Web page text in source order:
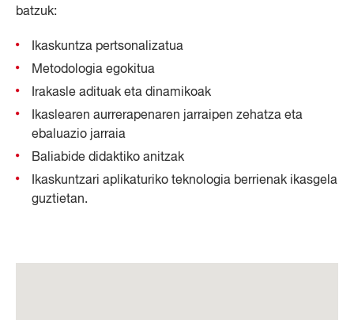
batzuk:
Ikaskuntza pertsonalizatua
Metodologia egokitua
Irakasle adituak eta dinamikoak
Ikaslearen aurrerapenaren jarraipen zehatza eta
ebaluazio jarraia
Baliabide didaktiko anitzak
Ikaskuntzari aplikaturiko teknologia berrienak ikasgela
guztietan.